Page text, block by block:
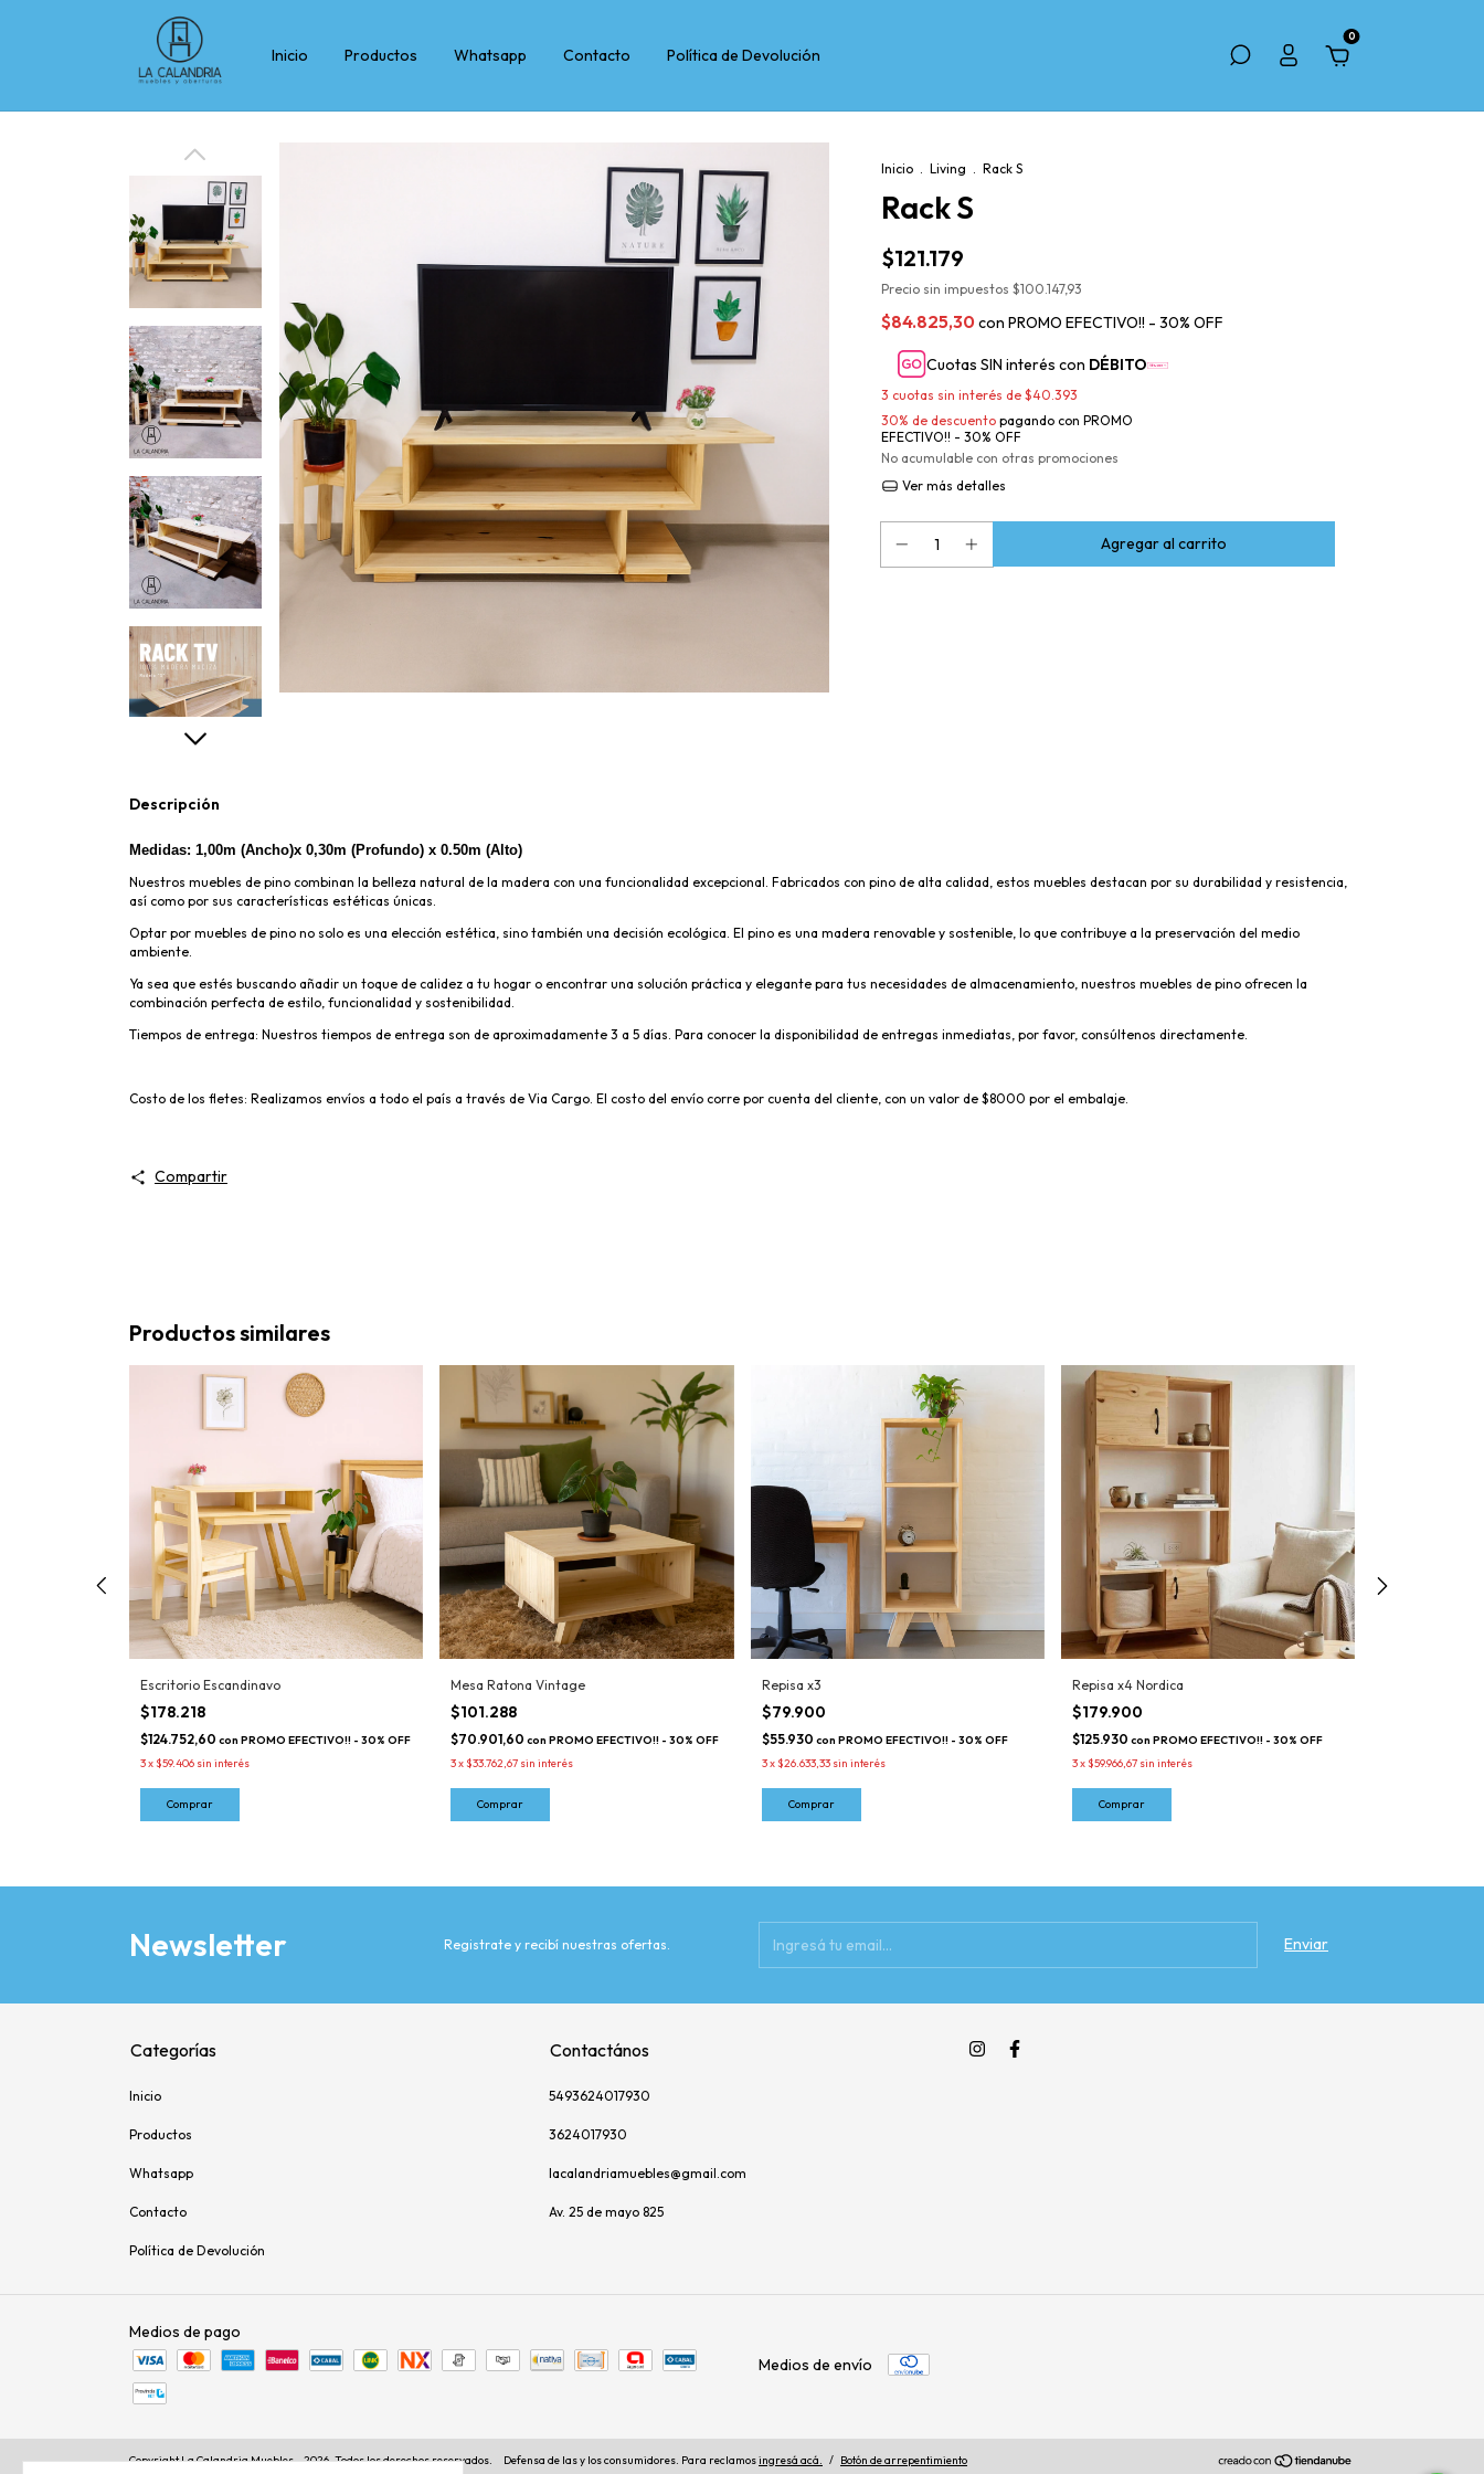
Inicio Productos Whatsapp Contacto Política de Devolución
0
Inicio . Living . Rack S
Rack S
$121.179
Precio sin impuestos $100.147,93
$84.825,30 con PROMO EFECTIVO!! - 30% OFF
Cuotas SIN interés con DÉBITO
3 cuotas sin interés de $40.393
30% de descuento pagando con PROMO
EFECTIVO!! - 30% OFF
No acumulable con otras promociones
Ver más detalles
Descripción
Medidas: 1,00m (Ancho)x 0,30m (Profundo) x 0.50m (Alto)
Nuestros muebles de pino combinan la belleza natural de la madera con una funcionalidad excepcional. Fabricados con pino de alta calidad, estos muebles destacan por su durabilidad y resistencia,
así como por sus características estéticas únicas.
Optar por muebles de pino no solo es una elección estética, sino también una decisión ecológica. El pino es una madera renovable y sostenible, lo que contribuye a la preservación del medio
ambiente.
Ya sea que estés buscando añadir un toque de calidez a tu hogar o encontrar una solución práctica y elegante para tus necesidades de almacenamiento, nuestros muebles de pino ofrecen la
combinación perfecta de estilo, funcionalidad y sostenibilidad.
Tiempos de entrega: Nuestros tiempos de entrega son de aproximadamente 3 a 5 días. Para conocer la disponibilidad de entregas inmediatas, por favor, consúltenos directamente.
Costo de los fletes: Realizamos envíos a todo el país a través de Via Cargo. El costo del envío corre por cuenta del cliente, con un valor de $8000 por el embalaje.
Compartir
Productos similares
Escritorio Escandinavo
$178.218
$124.752,60 con PROMO EFECTIVO!! - 30% OFF
3x $59.406 sin interés
Mesa Ratona Vintage
$101.288
$70.901,60con PROMO EFECTIVO!! - 30% OFF
3x $33.762,67 sin interés
Repisa x3
$79.900
$55.930 con PROMO EFECTIVO!! - 30% OFF
3x $26.633,33 sin interés
Repisa x4 Nordica
$179.900
$125.930 con PROMO EFECTIVO!! - 30% OFF
3x $59.966,67 sin interés
Newsletter Registrate y recibí nuestras ofertas.
Categorías
Inicio
Productos
Whatsapp
Contacto
Política de Devolución
Contactános
5493624017930
3624017930
lacalandriamuebles@gmail.com
Av. 25 de mayo 825
Medios de pago
Medios de envío
Copyright La Calandria Muebles - 2026. Todos los derechos reservados. Defensa de las y los consumidores. Para reclamosingresá acá. / Botón de arrepentimiento